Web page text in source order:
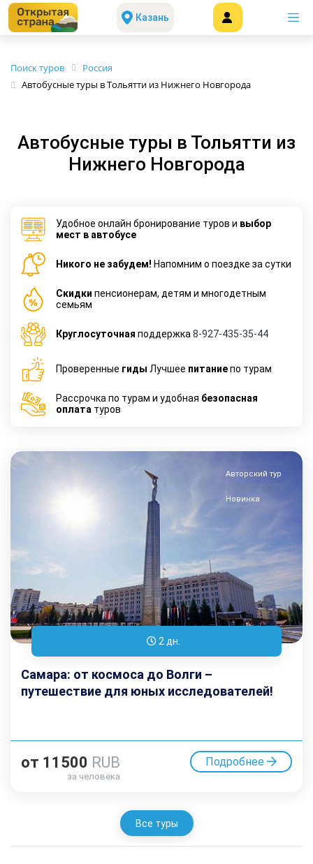
Казань
Поиск туров
Россия
Автобусные туры в Тольятти из Нижнего Новгорода
Автобусные туры в Тольятти из
Нижнего Новгорода
Удобное онлайн бронирование туров и выбор
мест в автобусе
Никого не забудем! Напомним о поездке за сутки
Cкидки пенсионерам, детям и многодетным
семьям
Круглосуточная поддержка 8-927-435-35-44
Проверенные гиды Лучшее питаниепо турам
Рассрочка по турам и удобная безопасная
оплата туров
Авторский тур
Новинка
2 дн.
Самара: от космоса до Волги –
путешествие для юных исследователей!
от 11500 RUB
за человека
Подробнее
Все туры